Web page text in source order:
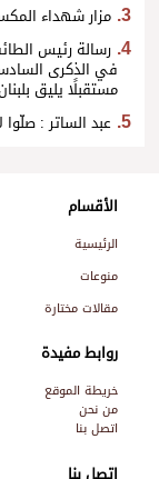
مزار شهداء
رسالة رئيس
في الذكرى
مستقبلًا يليق
عبد الساتر :
الأقسام
الرئيسية
منوعات
مقالات مختارة
روابط مفيدة
خريطة الموقع
من نحن
اتصل بنا